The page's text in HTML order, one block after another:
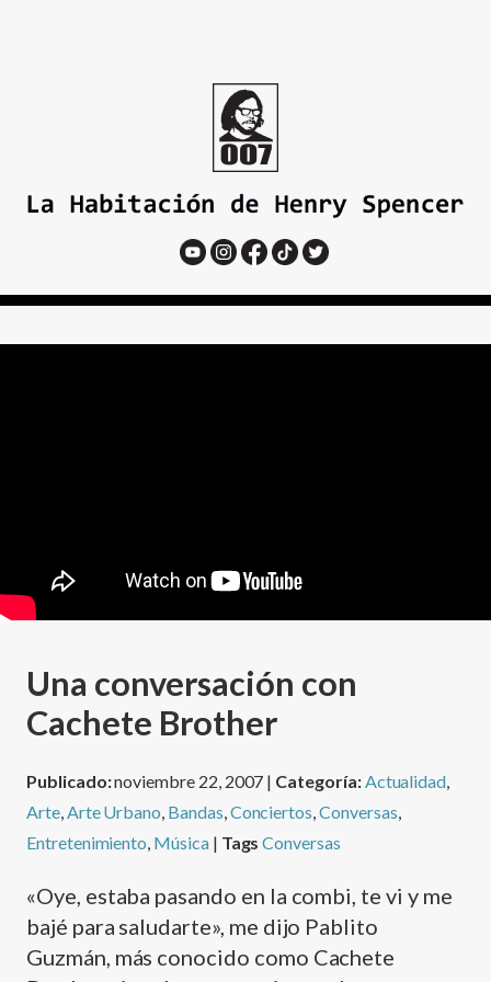
Una conversación con
Cachete Brother
Publicado:noviembre 22, 2007 | Categoría: Actualidad
Arte, Arte Urbano Bandas Conciertos Conversas
Entretenimiento Música| TagsConversas
«Oye, estaba pasando en la combi, te vi y me
bajé para saludarte», me dijo Pablito
Guzmán, más conocido como Cachete